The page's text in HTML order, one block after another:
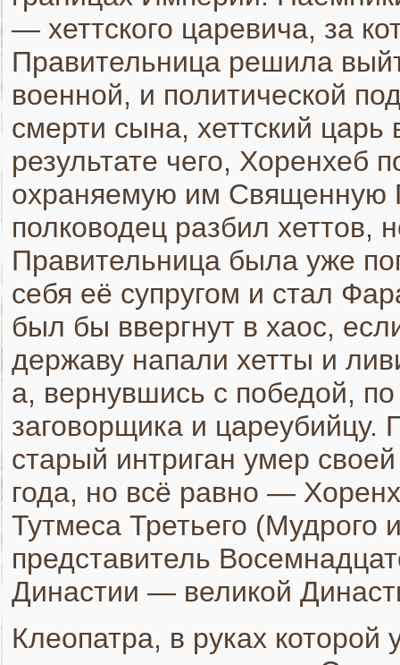
— хеттского царевича, за
Правительница решила
военной, и политической
смерти сына, хеттский
результате чего, Хоренхеб
охраняемую им Священную
полководец разбил хеттов,
Правительница была уже
себя её супругом и стал
был бы ввергнут в хаос,
державу напали хетты и
а, вернувшись с победой,
заговорщика и цареубийцу.
старый интриган умер
года, но всё равно —
Тутмеса Третьего (Мудрого
представитель
Династии — великой
Клеопатра, в руках